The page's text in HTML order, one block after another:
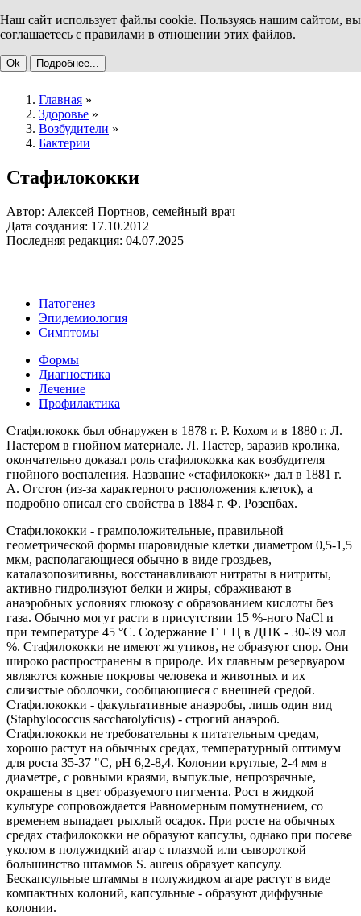
Наш сайт использует файлы cookie. Пользуясь нашим сайтом, вы
соглашаетесь с правилами в отношении этих файлов.
Ok Подробнее...
Главная »
Здоровье »
Возбудители »
Бактерии
Стафилококки
Автор: Алексей Портнов, семейный врач
Дата создания: 17.10.2012
Последняя редакция: 04.07.2025
Патогенез
Эпидемиология
Симптомы
Формы
Диагностика
Лечение
Профилактика
Стафилококк был обнаружен в 1878 г. Р. Кохом и в 1880 г. Л.
Пастером в гнойном материале. Л. Пастер, заразив кролика,
окончательно доказал роль стафилококка как возбудителя
гнойного воспаления. Название «стафилококк» дал в 1881 г.
А. Огстон (из-за характерного расположения клеток), а
подробно описал его свойства в 1884 г. Ф. Розенбах.
Стафилококки - грамположительные, правильной
геометрической формы шаровидные клетки диаметром 0,5-1,5
мкм, располагающиеся обычно в виде гроздьев,
каталазопозитивны, восстанавливают нитраты в нитриты,
активно гидролизуют белки и жиры, сбраживают в
анаэробных условиях глюкозу с образованием кислоты без
газа. Обычно могут расти в присутствии 15 %-ного NaCl и
при температуре 45 °С. Содержание Г + Ц в ДНК - 30-39 мол
%. Стафилококки не имеют жгутиков, не образуют спор. Они
широко распространены в природе. Их главным резервуаром
являются кожные покровы человека и животных и их
слизистые оболочки, сообщающиеся с внешней средой.
Стафилококки - факультативные анаэробы, лишь один вид
(Staphylococcus saccharolyticus) - строгий анаэроб.
Стафилококки не требовательны к питательным средам,
хорошо растут на обычных средах, температурный оптимум
для роста 35-37 "С, рН 6,2-8,4. Колонии круглые, 2-4 мм в
диаметре, с ровными краями, выпуклые, непрозрачные,
окрашены в цвет образуемого пигмента. Рост в жидкой
культуре сопровождается Равномерным помутнением, со
временем выпадает рыхлый осадок. При росте на обычных
средах стафилококки не образуют капсулы, однако при посеве
уколом в полужидкий агар с плазмой или сывороткой
большинство штаммов S. aureus образует капсулу.
Бескапсульные штаммы в полужидком агаре растут в виде
компактных колоний, капсульные - образуют диффузные
колонии.